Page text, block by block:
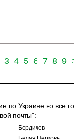
3 4 5 6 7 8 9
по Украине во все
почты":
Бердичев